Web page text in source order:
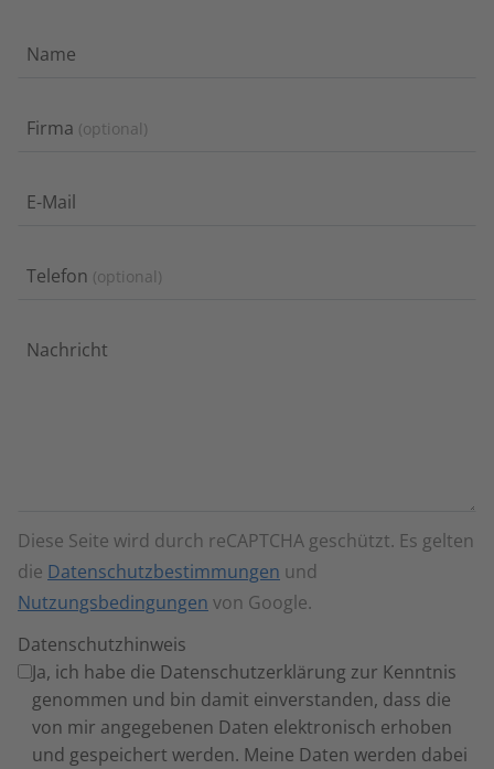
Name
Firma optional
E-Mail
Telefon optional
Nachricht
Diese Seite wird durch reCAPTCHA geschützt. Es gelten
die Datenschutzbestimmungen und
Nutzungsbedingungen von Google.
Datenschutzhinweis
Ja, ich habe die Datenschutzerklärung zur Kenntnis
genommen und bin damit einverstanden, dass die
von mir angegebenen Daten elektronisch erhoben
und gespeichert werden. Meine Daten werden dabei